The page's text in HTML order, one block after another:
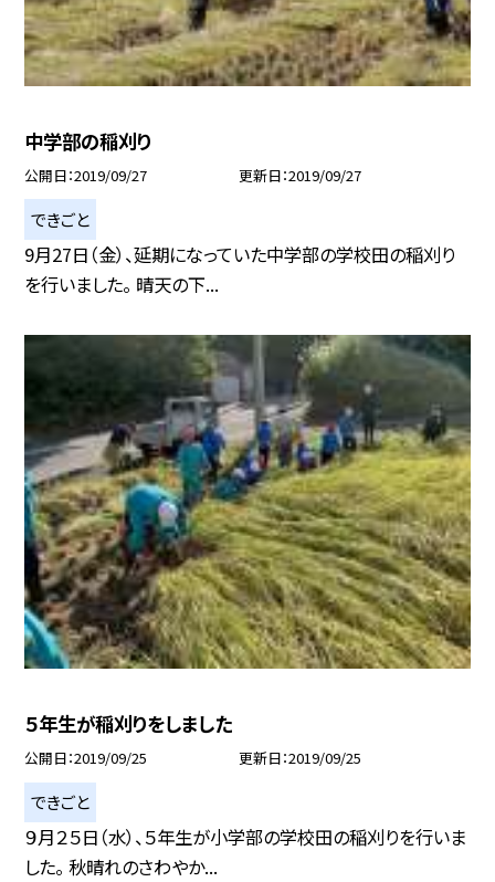
中学部の稲刈り
公開日 2019/09/27 更新日 2019/09/27
できごと
9月27日（金）、延期になっていた中学部の学校田の稲刈り
を行いました。 晴天の下...
５年生が稲刈りをしました
公開日 2019/09/25 更新日 2019/09/25
できごと
９月２５日（水）、５年生が小学部の学校田の稲刈りを行いま
した。 秋晴れのさわやか...